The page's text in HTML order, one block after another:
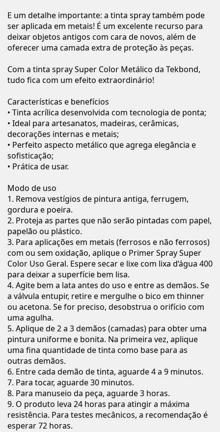
E um detalhe importante: a tinta spray também pode
ser aplicada em metais! É um excelente recurso para
deixar objetos antigos com cara de novos, além de
oferecer uma camada extra de proteção às peças.
Com a tinta spray Super Color Metálico da Tekbond,
tudo fica com um efeito extraordinário!
Características e benefícios
• Tinta acrílica desenvolvida com tecnologia de ponta;
• Ideal para artesanatos, madeiras, cerâmicas,
decorações internas e metais;
• Perfeito aspecto metálico que agrega elegância e
sofisticação;
• Prática de usar.
Modo de uso
1. Remova vestígios de pintura antiga, ferrugem,
gordura e poeira.
2. Proteja as partes que não serão pintadas com papel,
papelão ou plástico.
3. Para aplicações em metais (ferrosos e não ferrosos)
com ou sem oxidação, aplique o Primer Spray Super
Color Uso Geral. Espere secar e lixe com lixa d’água 400
para deixar a superfície bem lisa.
4. Agite bem a lata antes do uso e entre as demãos. Se
a válvula entupir, retire e mergulhe o bico em thinner
ou acetona. Se for preciso, desobstrua o orifício com
uma agulha.
5. Aplique de 2 a 3 demãos (camadas) para obter uma
pintura uniforme e bonita. Na primeira vez, aplique
uma fina quantidade de tinta como base para as
outras demãos.
6. Entre cada demão de tinta, aguarde 4 a 9 minutos.
7. Para tocar, aguarde 30 minutos.
8. Para manuseio da peça, aguarde 3 horas.
9. O produto leva 24 horas para atingir a máxima
resistência. Para testes mecânicos, a recomendação é
esperar 72 horas.